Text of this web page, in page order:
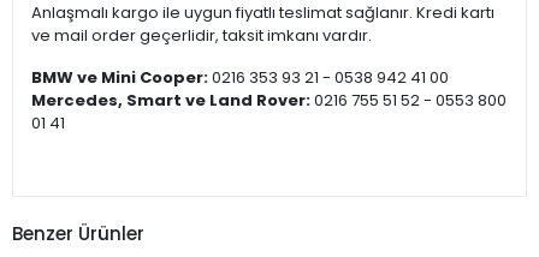
Anlaşmalı kargo ile uygun fiyatlı teslimat sağlanır. Kredi kartı
ve mail order geçerlidir, taksit imkanı vardır.
BMW ve Mini Cooper:0216 353 93 21 - 0538 942 41 00
Mercedes, Smart ve Land Rover:0216 755 51 52 - 0553 800
01 41
Benzer Ürünler